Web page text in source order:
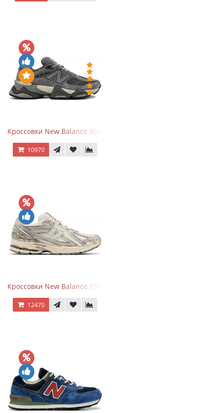
Кроссовки New Balance 9060 x Joe Freshgoods Dark Grey
10970
Кроссовки New Balance 1906R Arid Stone
12470